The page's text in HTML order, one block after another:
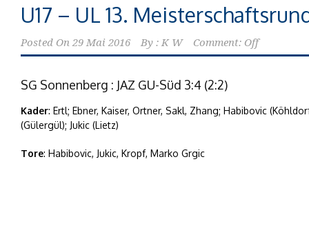
U17 – UL 13.
Posted On 29 Mai 2016 By : K W Comment: Off
SG Sonnenberg : JAZ GU-Süd 3:4 (2:2)
Kader: Ertl; Ebner, Kaiser, Ortner, Sakl, Zhang; Habibovic
(Gülergül); Jukic (Lietz)
Tore: Habibovic, Jukic, Kropf, Marko Grgic